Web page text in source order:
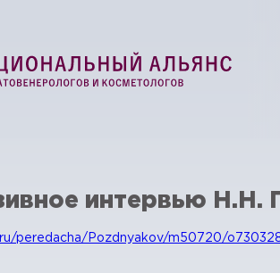
интервью Н.Н.
peredacha/Pozdnyakov/m50720/